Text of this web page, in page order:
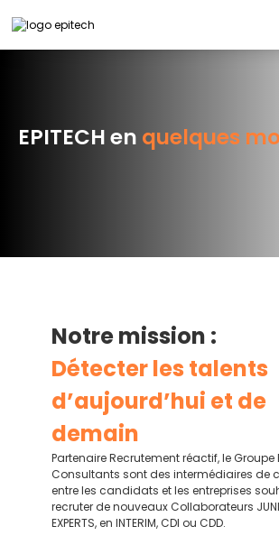
Mot de passe oublié ?
EPITECH en quelques
Notre mission :
Détecter les talents
d’aujourd’hui et de
demain
Partenaire Recrutement réactif, le Groupe
Consultants sont des intermédiaires de
entre les candidats et les entreprises
recruter de nouveaux Collaborateurs
EXPERTS, en INTERIM, CDI ou CDD.